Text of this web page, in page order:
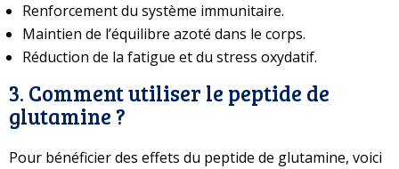
Renforcement du système immunitaire.
Maintien de l’équilibre azoté dans le corps.
Réduction de la fatigue et du stress oxydatif.
3. Comment utiliser le peptide de
glutamine ?
Pour bénéficier des effets du peptide de glutamine, voici